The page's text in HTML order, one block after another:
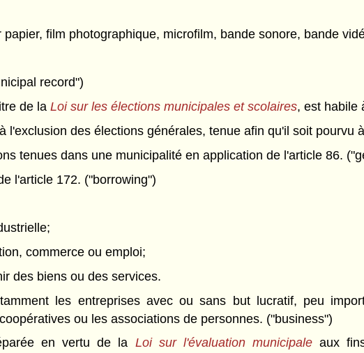
film photographique, microfilm, bande sonore, bande
record")
de laLoi sur les élections municipales et scolaires, est habile
l'exclusion des élections générales, tenue afin qu'il soit pourvu
tenues dans une municipalité en application de l'article 86.
l'article 172. ("borrowing")
commerce ou emploi;
des biens ou des services.
les entreprises avec ou sans but lucratif, peu
ou les associations de personnes. ("business")
en vertu de la Loi sur l'évaluation municipale aux